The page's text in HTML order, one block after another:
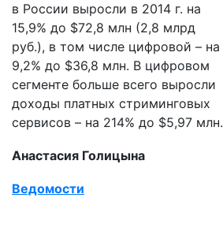
в России выросли в 2014 г. на
15,9% до $72,8 млн (2,8 млрд
руб.), в том числе цифровой – на
9,2% до $36,8 млн. В цифровом
сегменте больше всего выросли
доходы платных стриминговых
сервисов – на 214% до $5,97 млн.
Анастасия Голицына
Ведомости